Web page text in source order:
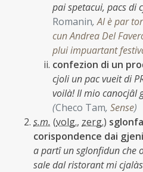
pai spetacui, pacs di
Romanin,Al è par
cun Andrea Del
plui impuartant
confezion di un
cjoli un pac vueit di
voilà! Il mio canocjâl
(Checo Tam, Sense)
s.m. (volg., zerg.)
corispondence dai
a partî un sglonfidun che
sale dal ristorant mi